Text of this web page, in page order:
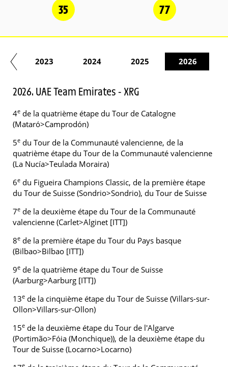
35 77
2023 2024 2025 2026
2026. UAE Team Emirates - XRG
4e de la quatrième étape du Tour de Catalogne
(Mataró>Camprodón)
5e du Tour de la Communauté valencienne, de la
quatrième étape du Tour de la Communauté valencienne
(La Nucía>Teulada Moraira)
6e du Figueira Champions Classic, de la première étape
du Tour de Suisse (Sondrio>Sondrio), du Tour de Suisse
7e de la deuxième étape du Tour de la Communauté
valencienne (Carlet>Alginet [ITT])
8e de la première étape du Tour du Pays basque
(Bilbao>Bilbao [ITT])
9e de la quatrième étape du Tour de Suisse
(Aarburg>Aarburg [ITT])
13e de la cinquième étape du Tour de Suisse (Villars-sur-
Ollon>Villars-sur-Ollon)
15e de la deuxième étape du Tour de l'Algarve
(Portimão>Fóia (Monchique)), de la deuxième étape du
Tour de Suisse (Locarno>Locarno)
e